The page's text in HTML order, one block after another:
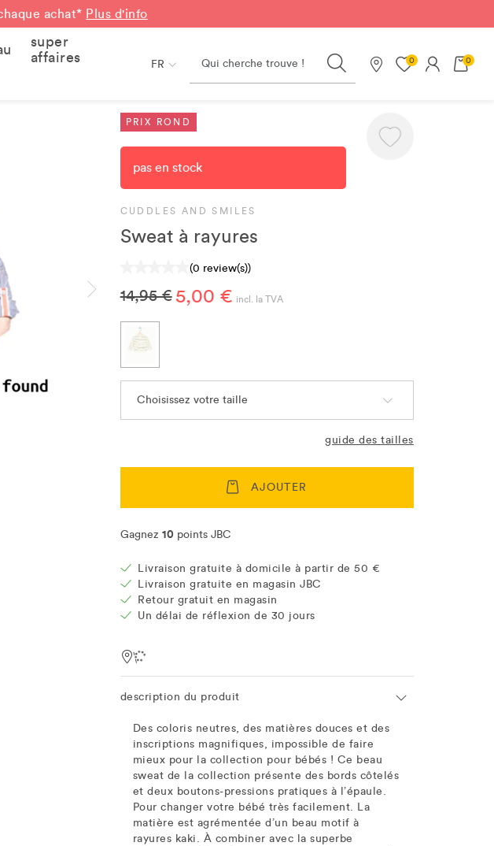
achat* Plus d'info
super
affaires
FR Search
Nos magasins
0 0
PRIX ROND
pas en stock
CUDDLES AND SMILES
Sweat à rayures
(0 review(s))
14,95 € 5,00 € incl. la TVA
Choisissez votre taille
guide des tailles
AJOUTER
Gagnez 10 points JBC
Livraison gratuite à domicile à partir de 50 €
Livraison gratuite en magasin JBC
Retour gratuit en magasin
Un délai de réflexion de 30 jours
Location
description du produit
Des coloris neutres, des matières douces et des
inscriptions magnifiques, impossible de faire
mieux pour la collection pour bébés ! Ce beau
sweat de la collection présente des bords côtelés
et deux boutons-pressions pratiques à l’épaule.
Pour changer votre bébé très facilement. La
matière est agrémentée d’un beau motif à
rayures kaki. À combiner avec la superbe